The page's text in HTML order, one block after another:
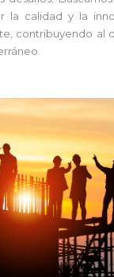
la calidad y la
contribuyendo al